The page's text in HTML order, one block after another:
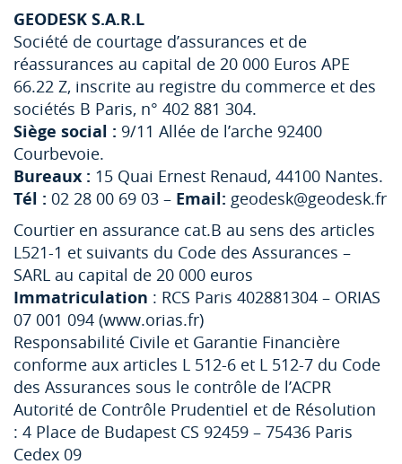
GEODESK S.A.R.L
Société de courtage d’assurances et de
réassurances au capital de 20 000 Euros APE
66.22 Z, inscrite au registre du commerce et des
sociétés B Paris, n° 402 881 304.
Siège social : 9/11 Allée de l’arche 92400
Courbevoie.
Bureaux : 15 Quai Ernest Renaud, 44100 Nantes.
Tél : 02 28 00 69 03 – Email: geodesk@geodesk.fr
Courtier en assurance cat.B au sens des articles
L521-1 et suivants du Code des Assurances –
SARL au capital de 20 000 euros
Immatriculation : RCS Paris 402881304 – ORIAS
07 001 094 (www.orias.fr)
Responsabilité Civile et Garantie Financière
conforme aux articles L 512-6 et L 512-7 du Code
des Assurances sous le contrôle de l’ACPR
Autorité de Contrôle Prudentiel et de Résolution
: 4 Place de Budapest CS 92459 – 75436 Paris
Cedex 09